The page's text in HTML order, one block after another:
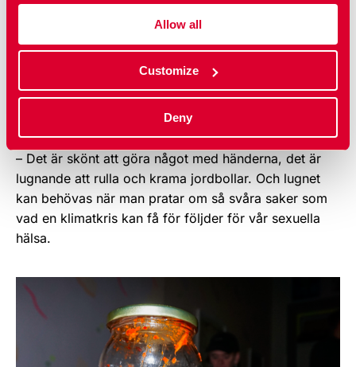
Allow all
Customize
Deny
I skrivande stund har Klimax hunnit ha två träffar, och
fler är inplanerade. Vid första tillfället tillverkades
formas till bollar. Dessa går sedan att kasta in på
olika platser där man vill att det ska växa exempelvis
blommor. Metoden har länge använts av
klimataktivister i USA.
– Det är skönt att göra något med händerna, det är
lugnande att rulla och krama jordbollar. Och lugnet
kan behövas när man pratar om så svåra saker som
vad en klimatkris kan få för följder för vår sexuella
hälsa.